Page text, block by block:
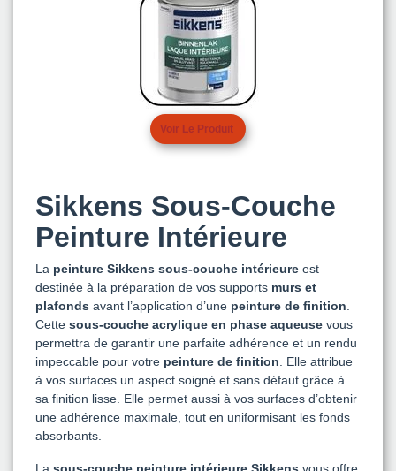
Voir Le Produit
Sikkens Sous-Couche
Peinture Intérieure
La peinture Sikkens sous-couche intérieure est
destinée à la préparation de vos supports murs et
plafonds avant l’application d’une peinture de finition
Cette sous-couche acrylique en phase aqueuse vous
permettra de garantir une parfaite adhérence et un rendu
impeccable pour votre peinture de finition . Elle attribue
à vos surfaces un aspect soigné et sans défaut grâce à
sa finition lisse. Elle permet aussi à vos surfaces d’obtenir
une adhérence maximale, tout en uniformisant les fonds
absorbants.
La sous-couche peinture intérieure Sikkens vous offre